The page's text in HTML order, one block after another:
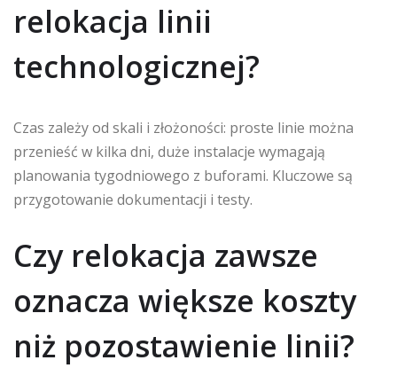
relokacja linii
technologicznej?
Czas zależy od skali i złożoności: proste linie można
przenieść w kilka dni, duże instalacje wymagają
planowania tygodniowego z buforami. Kluczowe są
przygotowanie dokumentacji i testy.
Czy relokacja zawsze
oznacza większe koszty
niż pozostawienie linii?